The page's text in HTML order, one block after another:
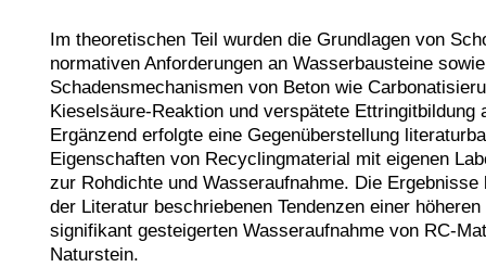
Im theoretischen Teil wurden die Grundlagen von
normativen Anforderungen an Wasserbausteine
Schadensmechanismen von Beton wie
Kieselsäure-Reaktion und verspätete Ettringitbildung
Ergänzend erfolgte eine Gegenüberstellung
Eigenschaften von Recyclingmaterial mit eigenen
zur Rohdichte und Wasseraufnahme. Die Ergebnisse
der Literatur beschriebenen Tendenzen einer
signifikant gesteigerten Wasseraufnahme von RC-
Naturstein.